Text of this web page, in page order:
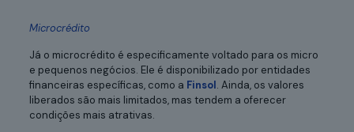
Microcrédito
Já o microcrédito é especificamente voltado para os micro
e pequenos negócios. Ele é disponibilizado por entidades
financeiras específicas, como a Finsol. Ainda, os valores
liberados são mais limitados, mas tendem a oferecer
condições mais atrativas.